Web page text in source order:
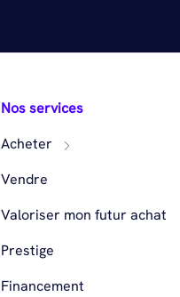
Nos services
Acheter
Vendre
Valoriser mon futur achat
Prestige
Financement